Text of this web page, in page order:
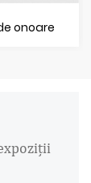
onoare